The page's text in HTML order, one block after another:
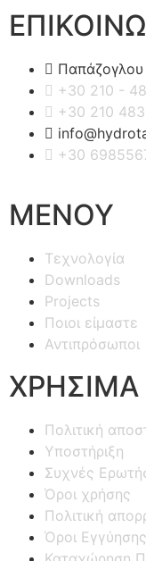
+30 210 -
+30 210
+30
ΜΕΝΟΥ
Τεχνολογία
Downloads
Projects
Ποιοι είμαστε
Αντιπρόσωποι
ΧΡΗΣΙΜΑ
Πολιτική
Υποστήριξη
Συχνές
Όροι χρήσης
Πολιτική
Όροι Εγγύησης